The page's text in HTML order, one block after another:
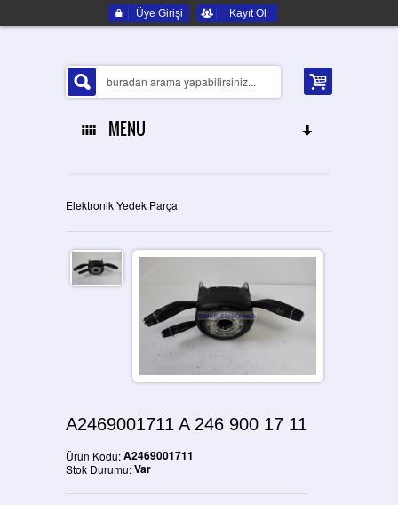
Üye Girişi Kayıt Ol
MENU
ELEKTRONIK YEDEK PARÇA
Elektronik Yedek Parça
A2469001711 A 246 900 17 11
Ürün Kodu:A2469001711
Stok Durumu:Var